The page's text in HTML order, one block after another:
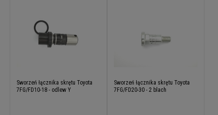
Sworzeń łącznika skrętu Toyota
7FG/FD10-18 - odlew Y
Sworzeń łącznika skrętu Toyota
7FG/FD20-30 - 2 blach